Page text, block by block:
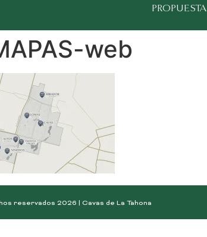
PROPUESTA
web
reservados 2026 | Cavas de La Tahona